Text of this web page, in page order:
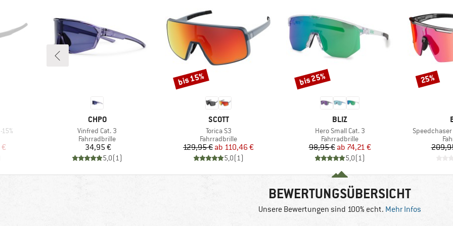
Preis
€
MARKE
CHPO
Artikel
Vinfred Cat. 3
Produktgruppe
Fahrradbrille
Preis
34,95 €
5,0(1)
MARKE
SCOTT
Artikel
Torica S3
Produktgruppe
Fahrradbrille
Preis
129,95 € reduzierter Preis
ab 110,46 €
5,0(1)
Rabatt
bis 15%
MARKE
BLIZ
Artikel
Hero Small Cat. 3
Produktgruppe
Fahrradbrille
Preis
98,95 € reduzierter Preis
ab 74,21 €
5,0(1)
Rabatt
bis 25%
Artikel
Rabatt
25%
BEWERTUNGSÜBERSICHT
Unsere Bewertungen sind 100% echt. Mehr Infos